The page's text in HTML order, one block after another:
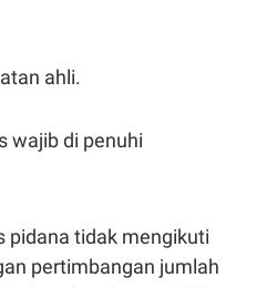
ahli.
wajib di penuhi
pidana tidak mengikuti
pertimbangan jumlah